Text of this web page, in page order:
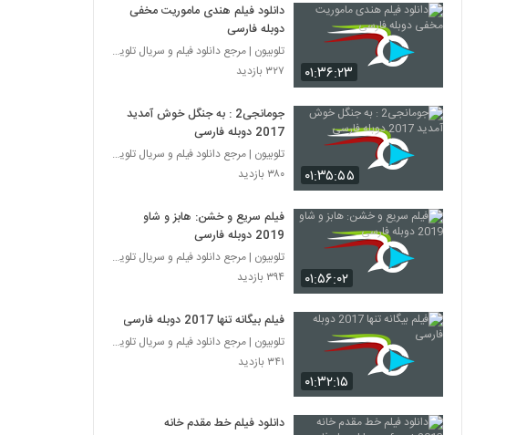
۰۱:۳۶:۲۳
دانلود فیلم هندی ماموریت مخفی
دوبله فارسی
تلوبیون | مرجع دانلود فیلم و سریال تلویزیون
۳۲۷ بازدید
۰۱:۳۵:۵۵
جومانجی2 : به جنگل خوش آمدید
2017 دوبله فارسی
تلوبیون | مرجع دانلود فیلم و سریال تلویزیون
۳۸۰ بازدید
۰۱:۵۶:۰۲
فیلم سریع و خشن: هابز و شاو
2019 دوبله فارسی
تلوبیون | مرجع دانلود فیلم و سریال تلویزیون
۳۹۴ بازدید
۰۱:۳۲:۱۵
فیلم بیگانه تنها 2017 دوبله فارسی
تلوبیون | مرجع دانلود فیلم و سریال تلویزیون
۳۴۱ بازدید
دانلود فیلم خط مقدم خانه